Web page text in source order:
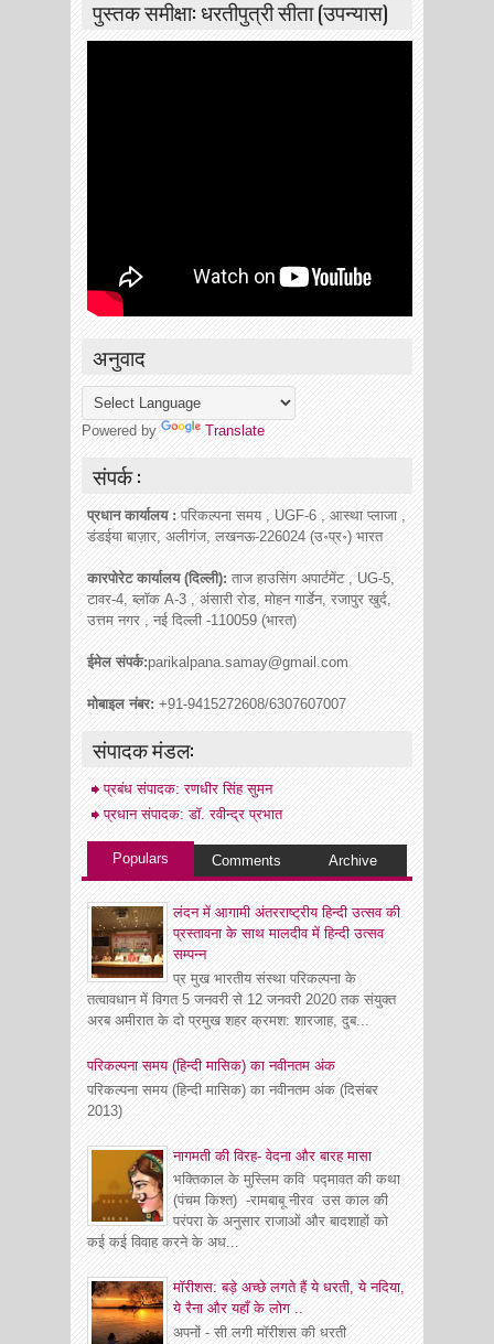
पुस्तक समीक्षा: धरतीपुत्री सीता (उपन्यास)
अनुवाद
Powered by Translate
संपर्क :
प्रधान कार्यालय : परिकल्पना समय , UGF-6 , आस्था प्लाजा ,
डंडईया बाज़ार, अलीगंज, लखनऊ-226024 (उ॰प्र॰) भारत
कारपोरेट कार्यालय (दिल्ली): ताज हाउसिंग अपार्टमेंट , UG-5,
टावर-4, ब्लॉक A-3 , अंसारी रोड, मोहन गार्डेन, रजापुर खुर्द,
उत्तम नगर , नई दिल्ली -110059 (भारत)
ईमेल संपर्क:parikalpana.samay@gmail.com
मोबाइल नंबर: +91-9415272608/6307607007
संपादक मंडल:
प्रबंध संपादक: रणधीर सिंह सुमन
प्रधान संपादक: डॉ. रवीन्द्र प्रभात
Populars Comments Archive
लंदन में आगामी अंतरराष्ट्रीय हिन्दी उत्सव की
प्रस्तावना के साथ मालदीव में हिन्दी उत्सव
सम्पन्न
प्र मुख भारतीय संस्था परिकल्पना के
तत्वावधान में विगत 5 जनवरी से 12 जनवरी 2020 तक संयुक्त
अरब अमीरात के दो प्रमुख शहर क्रमश: शारजाह, दुब...
परिकल्पना समय (हिन्दी मासिक) का नवीनतम अंक
परिकल्पना समय (हिन्दी मासिक) का नवीनतम अंक (दिसंबर
2013)
नागमती की विरह- वेदना और बारह मासा
भक्तिकाल के मुस्लिम कवि पद्मावत की कथा
(पंचम किश्त) -रामबाबू नीरव उस काल की
परंपरा के अनुसार राजाओं और बादशाहों को
कई कई विवाह करने के अध...
मॉरीशस: बड़े अच्छे लगते हैं ये धरती, ये नदिया,
ये रैना और यहाँ के लोग ..
अपनों - सी लगी मॉरीशस की धरती